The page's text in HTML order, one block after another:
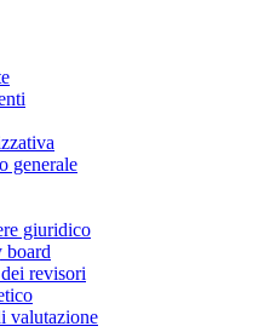
generale
giuridico
board
revisori
valutazione